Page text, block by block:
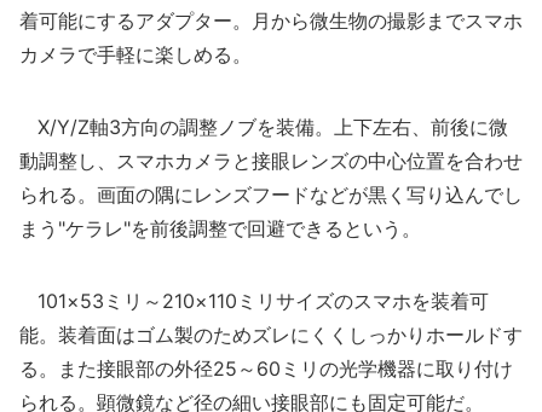
着可能にするアダプター。月から微生物の撮影までスマホ
カメラで手軽に楽しめる。
X/Y/Z軸3方向の調整ノブを装備。上下左右、前後に微
動調整し、スマホカメラと接眼レンズの中心位置を合わせ
られる。画面の隅にレンズフードなどが黒く写り込んでし
まう"ケラレ"を前後調整で回避できるという。
101×53ミリ～210×110ミリサイズのスマホを装着可
能。装着面はゴム製のためズレにくくしっかりホールドす
る。また接眼部の外径25～60ミリの光学機器に取り付け
られる。顕微鏡など径の細い接眼部にも固定可能だ。